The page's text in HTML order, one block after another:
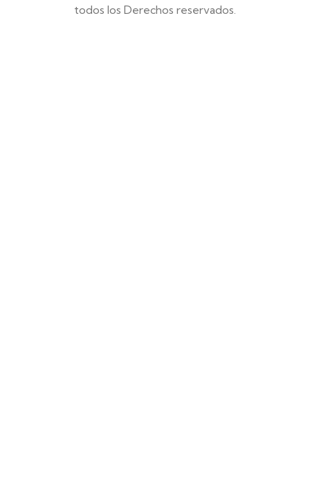
todos los Derechos reservados.